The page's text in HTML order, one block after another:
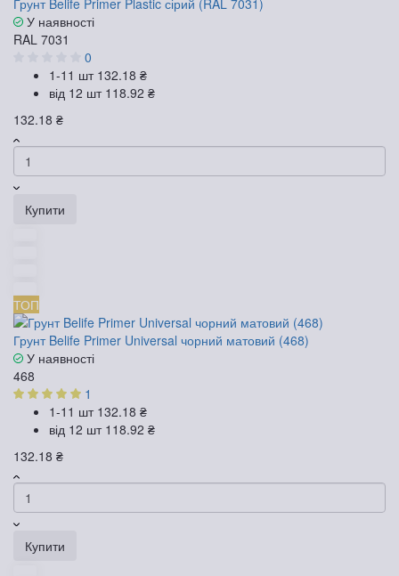
У наявності
RAL 7031
0
1-11 шт 132.18 ₴
від 12 шт 118.92 ₴
132.18 ₴
Купити
ТОП
Грунт Belife Primer Universal чорний матовий (468)
У наявності
468
1
1-11 шт 132.18 ₴
від 12 шт 118.92 ₴
132.18 ₴
Купити